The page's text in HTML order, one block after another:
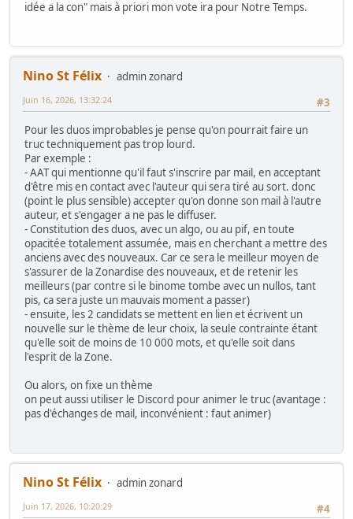
idée a la con" mais à priori mon vote ira pour Notre Temps.
Nino St Félix
admin zonard
#3
Juin 16, 2026, 13:32:24
Pour les duos improbables je pense qu'on pourrait faire un
truc techniquement pas trop lourd.
Par exemple :
- AAT qui mentionne qu'il faut s'inscrire par mail, en acceptant
d'être mis en contact avec l'auteur qui sera tiré au sort. donc
(point le plus sensible) accepter qu'on donne son mail à l'autre
auteur, et s'engager a ne pas le diffuser.
- Constitution des duos, avec un algo, ou au pif, en toute
opacitée totalement assumée, mais en cherchant a mettre des
anciens avec des nouveaux. Car ce sera le meilleur moyen de
s'assurer de la Zonardise des nouveaux, et de retenir les
meilleurs (par contre si le binome tombe avec un nullos, tant
pis, ca sera juste un mauvais moment a passer)
- ensuite, les 2 candidats se mettent en lien et écrivent un
nouvelle sur le thème de leur choix, la seule contrainte étant
qu'elle soit de moins de 10 000 mots, et qu'elle soit dans
l'esprit de la Zone.
Ou alors, on fixe un thème
on peut aussi utiliser le Discord pour animer le truc (avantage :
pas d'échanges de mail, inconvénient : faut animer)
Nino St Félix
admin zonard
#4
Juin 17, 2026, 10:20:29